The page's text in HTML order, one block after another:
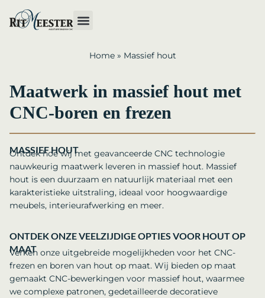
Home» Massief hout
Maatwerk in massief hout met
CNC-boren en frezen
MASSIEF HOUT
Ontdek hoe wij met geavanceerde CNC technologie
nauwkeurig maatwerk leveren in massief hout. Massief
hout is een duurzaam en natuurlijk materiaal met een
karakteristieke uitstraling, ideaal voor hoogwaardige
meubels, interieurafwerking en meer.
ONTDEK ONZE VEELZIJDIGE OPTIES VOOR HOUT OP
MAAT
Verken onze uitgebreide mogelijkheden voor het CNC-
frezen en boren van hout op maat. Wij bieden op maat
gemaakt CNC-bewerkingen voor massief hout, waarmee
we complexe patronen, gedetailleerde decoratieve